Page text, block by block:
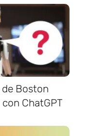
Boston
ChatGPT